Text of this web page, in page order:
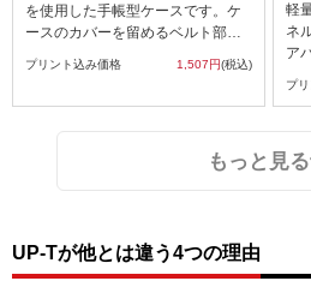
を使用した手帳型ケースです。ケ
ースのカバーを留めるベルト部分
にはマグネット使用し、素早い開
閉を可能にしました。内側には
ェット印刷でオリジナルのデザイ
ンをケースの表面にプリント可
なお、iPhone用の手帳型ケース
は、内側に固定されたハードケー
プリント込み価格 1,507円(税込)
軽
ネ
ア
ク
ン
ス
め
プ
もっと見る
UP-Tが他とは違う4つの理由